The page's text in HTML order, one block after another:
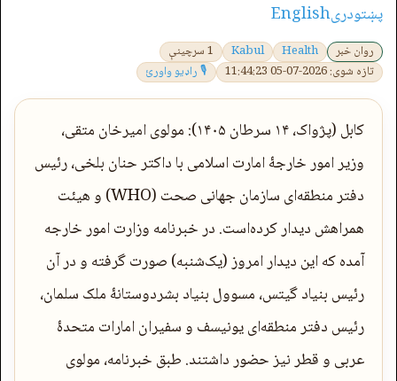
پښتودریEnglish
روان خبر Health
Kabul
1 سرچینې
تازه شوی: 2026-07-05 11:44:23
🎙 راډیو واورئ
کابل (پژواک، ۱۴ سرطان ۱۴۰۵): مولوی امیرخان متقی،
وزیر امور خارجۀ امارت اسلامی با داکتر حنان بلخی، رئیس
دفتر منطقه‌ای سازمان جهانی صحت (WHO) و هیئت
همراهش دیدار کرده‌است. در خبرنامه وزارت امور خارجه
آمده‌ که این دیدار امروز (یک‌شنبه) صورت گرفته و در آن
رئیس بنیاد گیتس، مسوول بنیاد بشردوستانۀ ملک سلمان،
رئیس دفتر منطقه‌ای یونیسف و سفیران امارات متحدۀ
عربی و قطر نیز حضور داشتند. طبق خبرنامه، مولوی